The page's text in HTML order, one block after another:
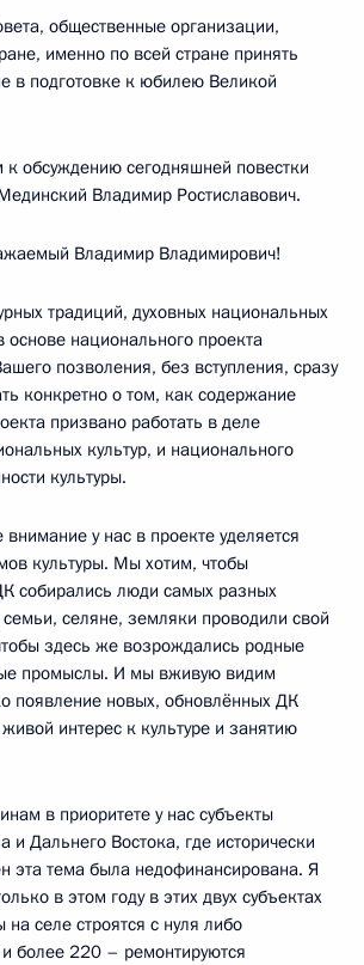
общественные организации,
именно по всей стране принять
в подготовке к юбилею Великой
обсуждению сегодняшней повестки
Владимир Ростиславович.
Владимир Владимирович!
традиций, духовных национальных
основе национального проекта
позволения, без вступления, сразу
конкретно о том, как содержание
призвано работать в деле
культур, и национального
культуры.
у нас в проекте уделяется
культуры. Мы хотим, чтобы
собирались люди самых разных
селяне, земляки проводили свой
здесь же возрождались родные
промыслы. И мы вживую видим
появление новых, обновлённых ДК
интерес к культуре и занятию
в приоритете у нас субъекты
и Дальнего Востока, где исторически
эта тема была недофинансирована. Я
в этом году в этих двух субъектах
селе строятся с нуля либо
и более 220 – ремонтируются